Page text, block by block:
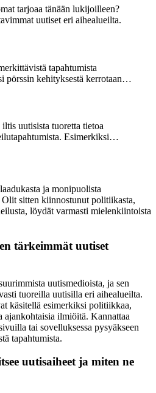
tarjoaa tänään lukijoilleen?
uutiset eri aihealueilta.
tapahtumista
pörssin kehityksestä kerrotaan…
uutisista tuoretta tietoa
Esimerkiksi…
ja monipuolista
sitten kiinnostunut politiikasta,
löydät varmasti mielenkiintoista
tärkeimmät uutiset
uutismedioista, ja sen
tuoreilla uutisilla eri aihealueilta.
käsitellä esimerkiksi politiikkaa,
ilmiöitä. Kannattaa
tai sovelluksessa pysyäkseen
tapahtumista.
uutisaiheet ja miten ne